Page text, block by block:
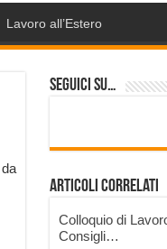
Lavoro all’Estero
Seguici su…
Articoli correlati
Colloquio di
Consigli…